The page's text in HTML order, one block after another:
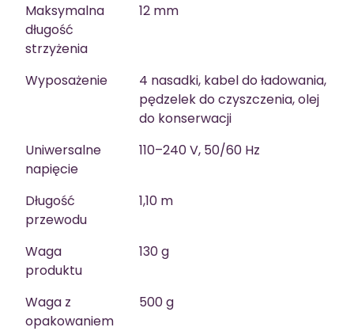
Maksymalna
długość
strzyżenia
12 mm
Wyposażenie
4 nasadki, kabel do ładowania,
pędzelek do czyszczenia, olej
do konserwacji
Uniwersalne
napięcie
110–240 V, 50/60 Hz
Długość
przewodu
1,10 m
Waga
produktu
130 g
Waga z
opakowaniem
500 g